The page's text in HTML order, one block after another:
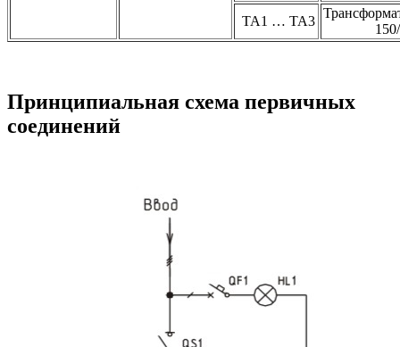
TA1 … TA3
Принципиальная схема первичных
соединений